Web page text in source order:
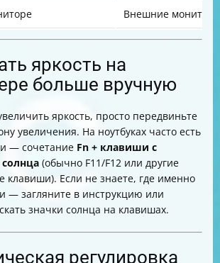
Внешние
яркость на
больше вручную
яркость, просто передвиньте
увеличения. На ноутбуках часто есть
— сочетание Fn + клавиши с
(обычно F11/F12 или другие
клавиши). Если не знаете, где именно
— загляните в инструкцию или
значки солнца на клавишах.
регулировка